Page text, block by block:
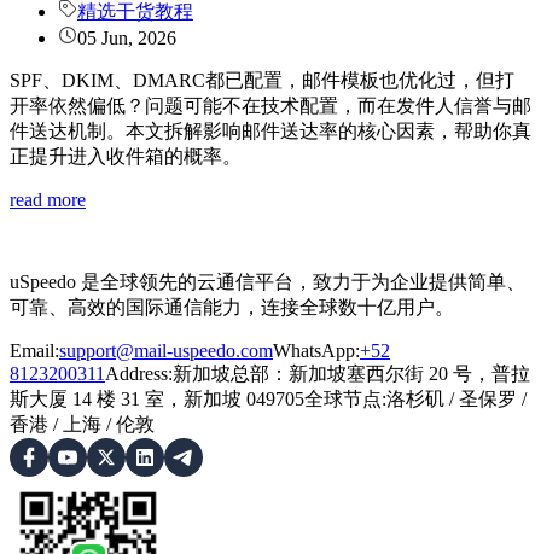
精选干货教程
05 Jun, 2026
SPF、DKIM、DMARC都已配置，邮件模板也优化过，但打
开率依然偏低？问题可能不在技术配置，而在发件人信誉与邮
件送达机制。本文拆解影响邮件送达率的核心因素，帮助你真
正提升进入收件箱的概率。
read more
uSpeedo 是全球领先的云通信平台，致力于为企业提供简单、
可靠、高效的国际通信能力，连接全球数十亿用户。
Email:support@mail-uspeedo.comWhatsApp:+52
8123200311 Address:新加坡总部：新加坡塞西尔街 20 号，普拉
斯大厦 14 楼 31 室，新加坡 049705全球节点:洛杉矶 /圣保罗 /
香港 / 上海 /伦敦